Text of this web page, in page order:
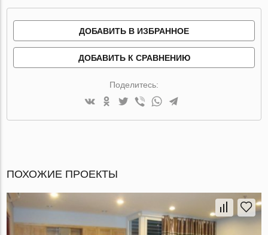
ДОБАВИТЬ В ИЗБРАННОЕ
ДОБАВИТЬ К СРАВНЕНИЮ
Поделитесь:
ПОХОЖИЕ ПРОЕКТЫ